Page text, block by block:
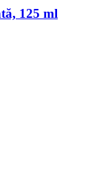
125 ml